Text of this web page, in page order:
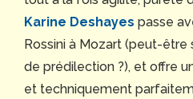
Karine Deshayes passe
Rossini à Mozart (peut-
de prédilection ?), et offre
et techniquement